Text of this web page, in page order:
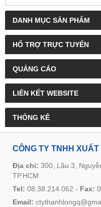
DANH MỤC SẢN PHẨM
HỔ TRỢ TRỰC TUYẾN
QUẢNG CÁO
LIÊN KẾT WEBSITE
THỐNG KÊ
CÔNG TY TNHH
Địa chỉ: 300, Lầu 3,
TP.HCM
Tel: 08.38.214.062 - Fax:
Email: